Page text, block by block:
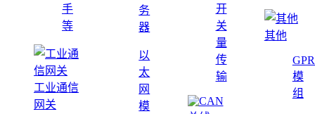
手
等
工业通信
网关
务
器
以
太
网
模
开
关
量
传
输
其他
模
组